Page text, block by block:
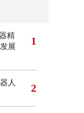
精
展
1
人
2